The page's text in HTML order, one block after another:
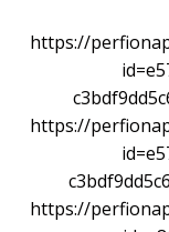
https://
https://
https://